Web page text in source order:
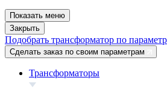
Показать меню
Закрыть
Подобрать трансформатор по
Сделать заказ по своим параметрам
Трансформаторы